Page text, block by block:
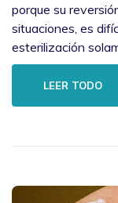
porque su
situaciones, es
esterilización
LEER TODO